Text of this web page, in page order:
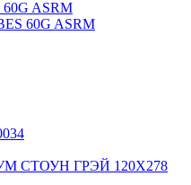
60G ASRM
СТОУН ГРЭЙ 120X278